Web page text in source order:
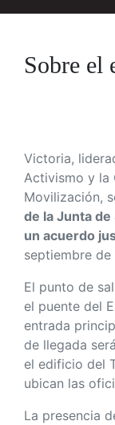
Sobre el
Victoria,
Activismo y la
Movilización,
de la Junta
un acuerdo
septiembre de
El punto de
el puente del
entrada
de llegada
el edificio del
ubican las
La presencia